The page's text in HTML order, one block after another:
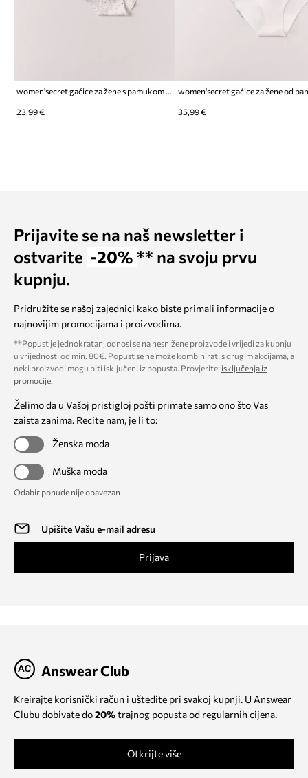
women'secret gaćice za žene s pamukom 3-pack
23,99 € 35,99 €
Prijavite se na naš newsletter i
ostvarite -20% ** na svoju prvu
kupnju.
Pridružite se našoj zajednici kako biste primali informacije o
najnovijim promocijama i proizvodima.
**Popust je jednokratan, odnosi se na nesnižene proizvode i vrijedi za kupnju
u vrijednosti od min. 80€. Popust se ne može kombinirati s drugim akcijama, a
neki proizvodi mogu biti isključeni iz popusta. Provjerite: isključenja iz
promocije.
Želimo da u Vašoj pristigloj pošti primate samo ono što Vas
zaista zanima. Recite nam, je li to:
Ženska moda
Muška moda
Odabir ponude nije obavezan
Prijava
Answear Club
Kreirajte korisnički račun i uštedite pri svakoj kupnji. U Answear
Clubu dobivate do20%trajnog popusta od regularnih cijena.
Otkrijte više